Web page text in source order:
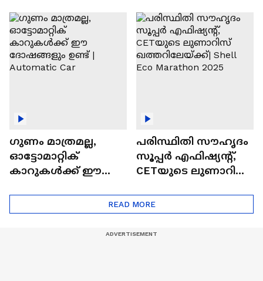
ഓട്ടോമാറ്റിക്ക്
എസ്‍യുവികൾ
ഗുണം മാത്രമല്ല,
ഓട്ടോമാറ്റിക്
കാറുകൾക്ക് ഈ
പരിസ്ഥിതി സൗഹൃദം
സൂപ്പർ എഫിഷ്യന്റ്,
CETയുടെ ലുണാറിസ്
Eco Marathon 2025
READ MORE